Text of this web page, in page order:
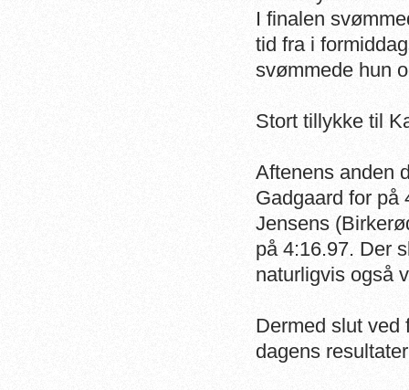
I finalen
tid fra i
svømmede hun
Stort tillykke til
Aftenens anden
Gadgaard for på
Jensens
på 4:16.97. Der
naturligvis også
Dermed slut ved
dagens